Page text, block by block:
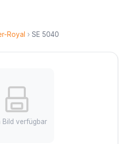
Royal › SE 5040
Bild verfügbar